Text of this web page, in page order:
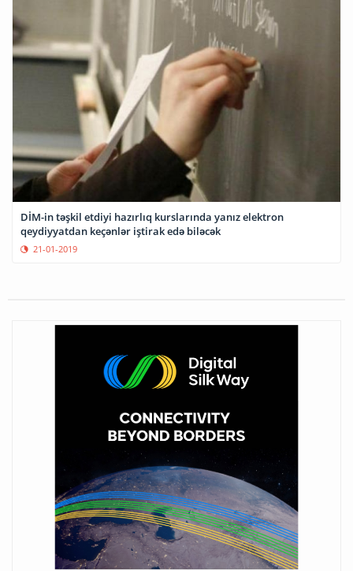
DİM-in təşkil etdiyi hazırlıq kurslarında yanız elektron
qeydiyyatdan keçənlər iştirak edə biləcək
21-01-2019